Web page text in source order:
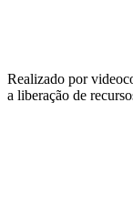
Realizado por
a liberação de